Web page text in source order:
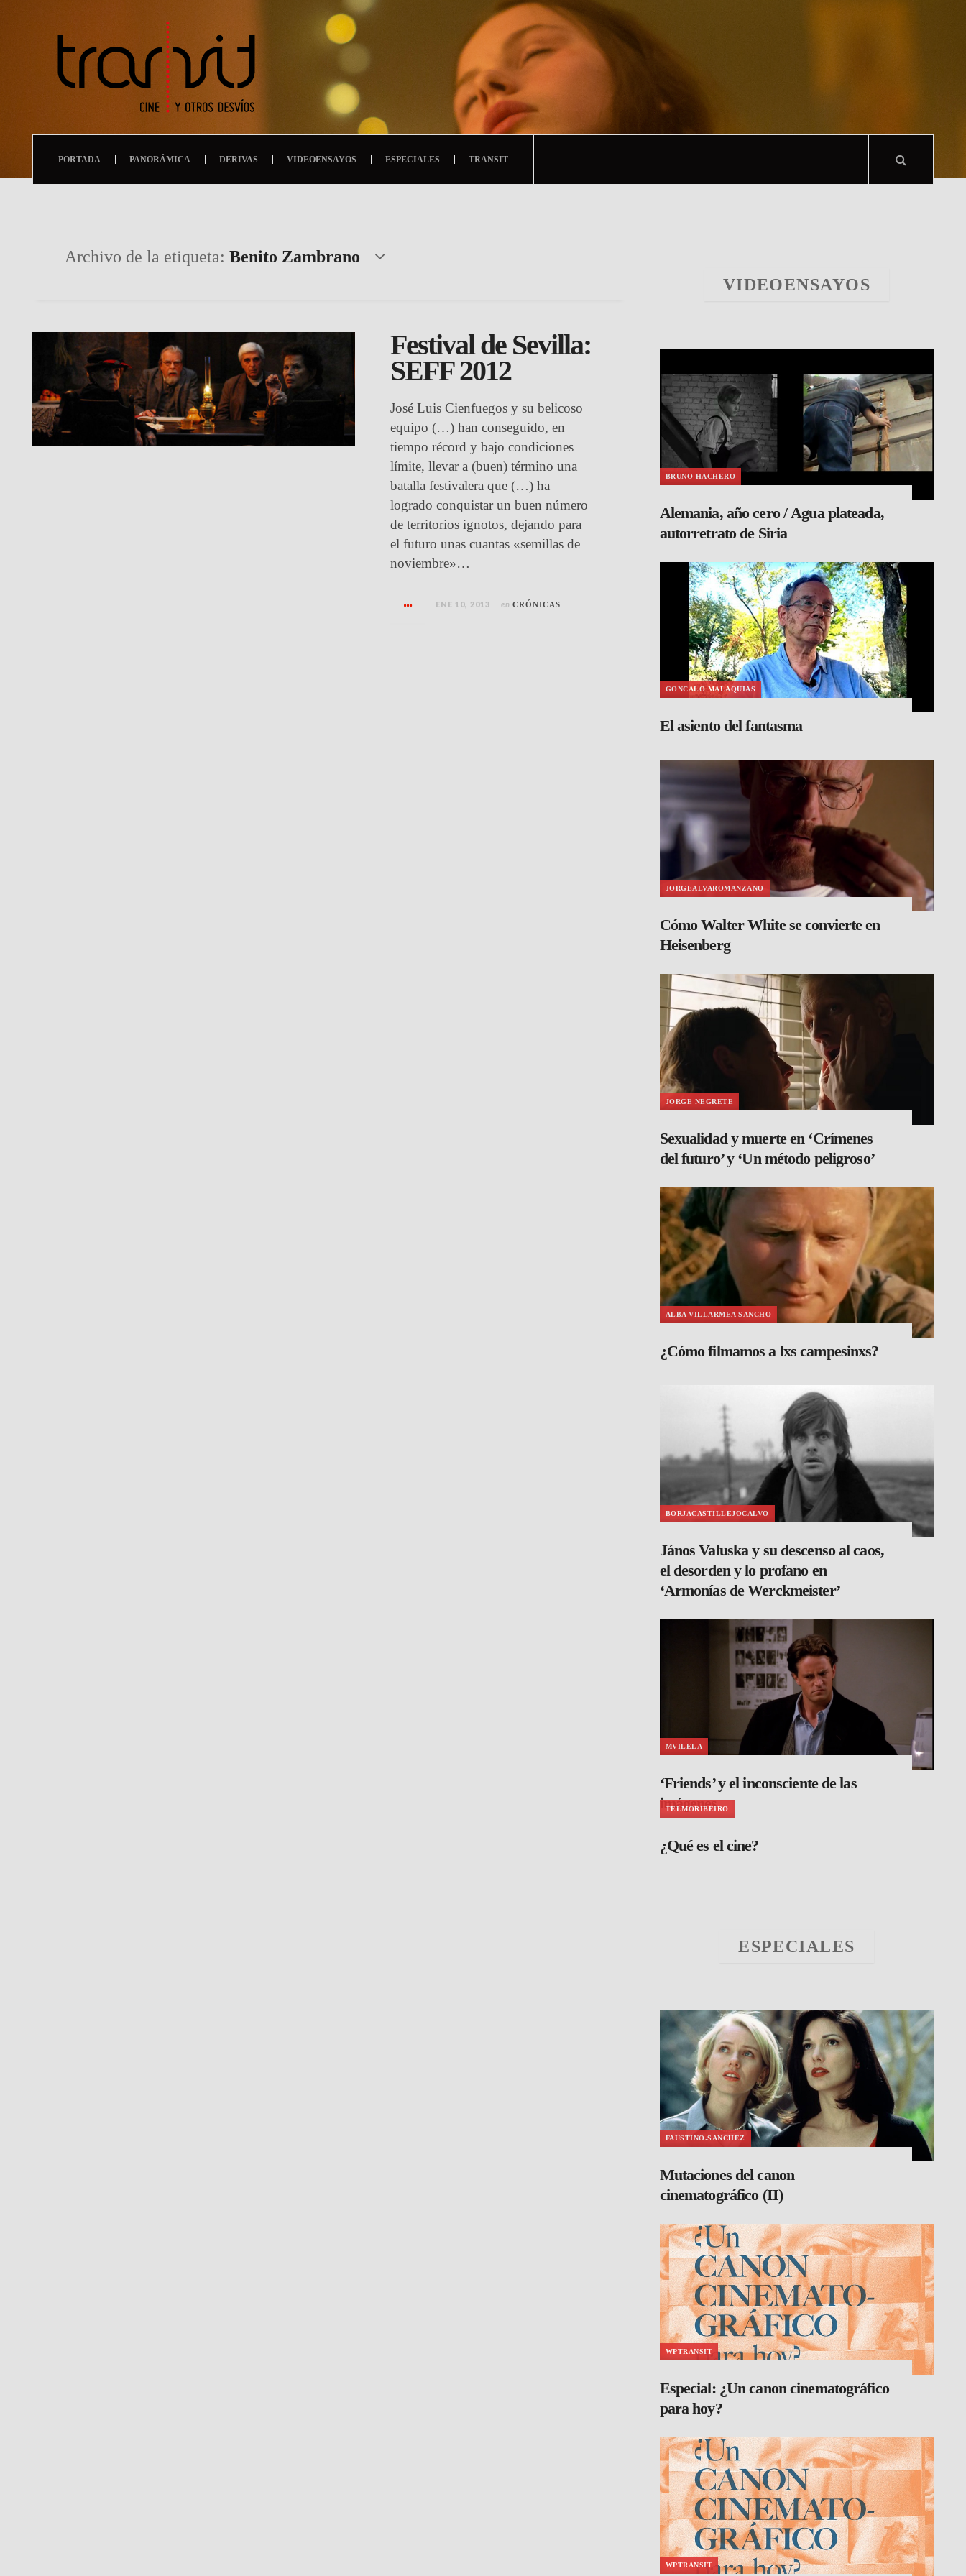
PORTADA PANORÁMICA DERIVAS VIDEOENSAYOS ESPECIALES TRANSIT
Archivo de la etiqueta: Benito Zambrano
Festival de Sevilla:
SEFF 2012
José Luis Cienfuegos y su belicoso
equipo (…) han conseguido, en
tiempo récord y bajo condiciones
límite, llevar a (buen) término una
batalla festivalera que (…) ha
logrado conquistar un buen número
de territorios ignotos, dejando para
el futuro unas cuantas «semillas de
noviembre»…
ENE 10, 2013 en CRÓNICAS
VIDEOENSAYOS
BRUNO HACHERO
Alemania, año cero / Agua plateada,
autorretrato de Siria
GONCALO MALAQUIAS
El asiento del fantasma
JORGEALVAROMANZANO
Cómo Walter White se convierte en
Heisenberg
JORGE NEGRETE
Sexualidad y muerte en ‘Crímenes
del futuro’ y ‘Un método peligroso’
ALBA VILLARMEA SANCHO
¿Cómo filmamos a lxs campesinxs?
BORJACASTILLEJOCALVO
János Valuska y su descenso al caos,
el desorden y lo profano en
‘Armonías de Werckmeister’
MVILELA
‘Friends’ y el inconsciente de las
imágenes
TELMORIBEIRO
¿Qué es el cine?
ESPECIALES
FAUSTINO.SANCHEZ
Mutaciones del canon
cinematográfico (II)
WPTRANSIT
Especial: ¿Un canon cinematográfico
para hoy?
WPTRANSIT